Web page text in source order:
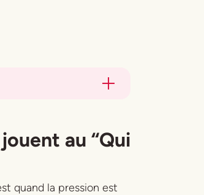
au “Qui
quand la pression est